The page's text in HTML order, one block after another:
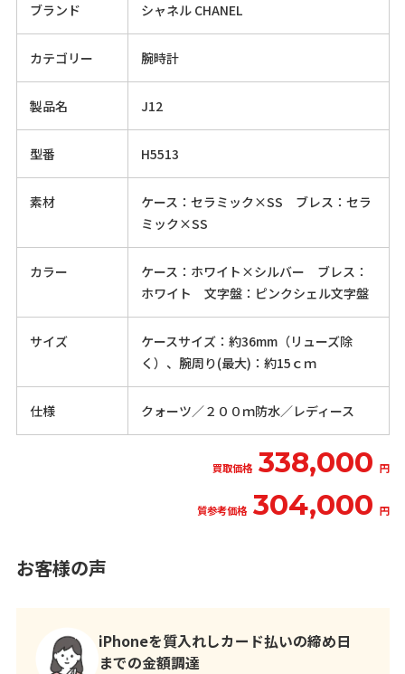
ブランド シャネル CHANEL
カテゴリー 腕時計
製品名 J12
型番 H5513
素材
ケース：セラミック×SS ブレス：セラ
ミック×SS
カラー
ケース：ホワイト×シルバー ブレス：
ホワイト 文字盤：ピンクシェル文字盤
サイズ
ケースサイズ：約36mm（リューズ除
く）、腕周り(最大)：約15ｃｍ
仕様 クォーツ／２００ｍ防水／レディース
買取価格 338,000 円
質参考価格 304,000 円
お客様の声
iPhoneを質入れしカード払いの締め日
までの金額調達